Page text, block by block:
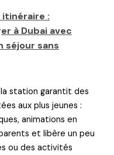
itinéraire :
à Dubai avec
séjour sans
station garantit des
aux plus jeunes :
animations en
et libère un peu
ou des activités